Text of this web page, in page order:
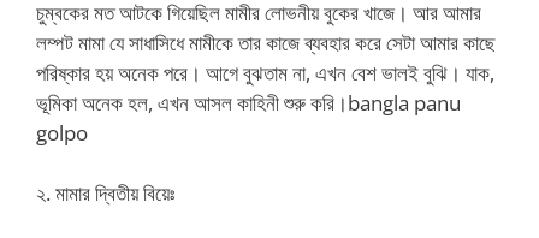
চুম্বকের মত আটকে গিয়েছিল মামীর লোভনীয় বুকের খাজে। আর আমার
লম্পট মামা যে সাধাসিধে মামীকে তার কাজে ব্যবহার করে সেটা আমার কাছে
পরিষ্কার হয় অনেক পরে। আগে বুঝতাম না, এখন বেশ ভালই বুঝি। যাক,
ভূমিকা অনেক হল, এখন আসল কাহিনী শুরু করি।bangla panu
golpo
২. মামার দ্বিতীয় বিয়েঃ